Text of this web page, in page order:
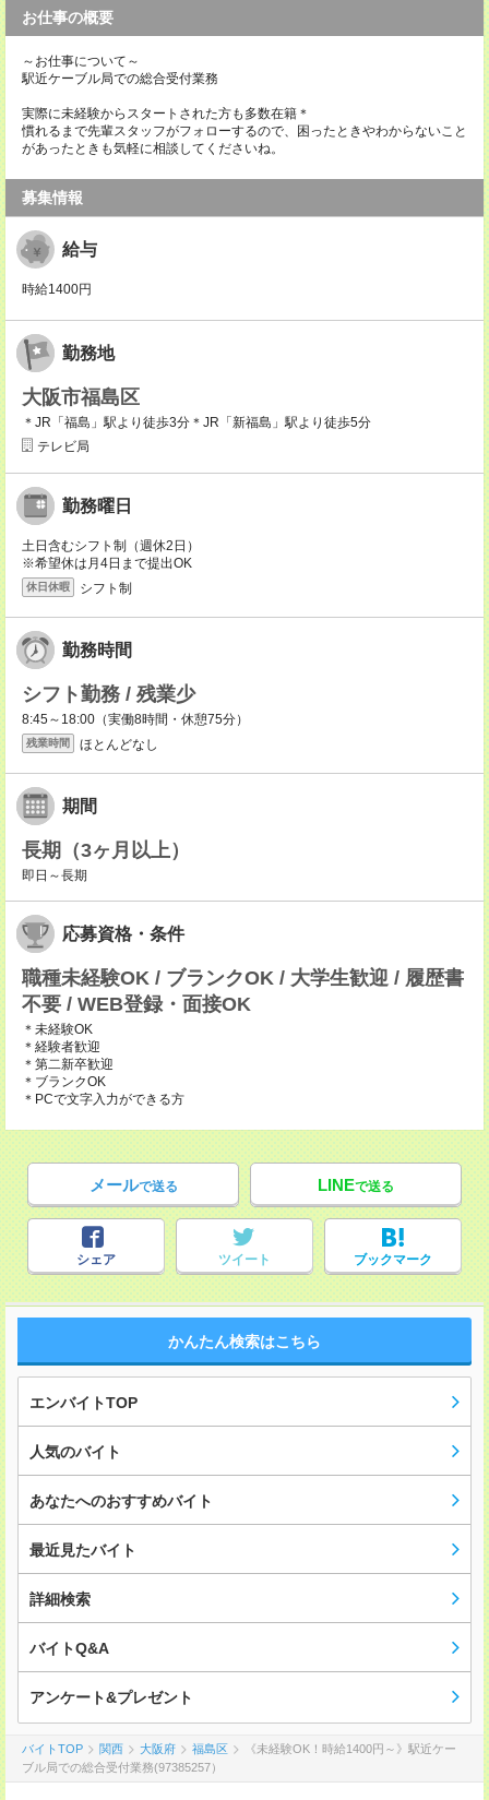
お仕事の概要
～お仕事について～
駅近ケーブル局での総合受付業務
実際に未経験からスタートされた方も多数在籍＊
慣れるまで先輩スタッフがフォローするので、困ったときやわからないこと
があったときも気軽に相談してくださいね。
募集情報
給与
時給1400円
勤務地
大阪市福島区
＊JR「福島」駅より徒歩3分＊JR「新福島」駅より徒歩5分
テレビ局
勤務曜日
土日含むシフト制（週休2日）
※希望休は月4日まで提出OK
休日休暇 シフト制
勤務時間
シフト勤務 / 残業少
8:45～18:00（実働8時間・休憩75分）
残業時間 ほとんどなし
期間
長期（3ヶ月以上）
即日～長期
応募資格・条件
職種未経験OK / ブランクOK / 大学生歓迎 / 履歴書
不要 / WEB登録・面接OK
＊未経験OK
＊経験者歓迎
＊第二新卒歓迎
＊ブランクOK
＊PCで文字入力ができる方
メールで送る LINEで送る
シェア ツイート ブックマーク
かんたん検索はこちら
エンバイトTOP
人気のバイト
あなたへのおすすめバイト
最近見たバイト
詳細検索
バイトQ&A
アンケート&プレゼント
バイトTOP 関西 大阪府 福島区
《未経験OK！時給1400円～》駅近ケー
ブル局での総合受付業務(97385257）